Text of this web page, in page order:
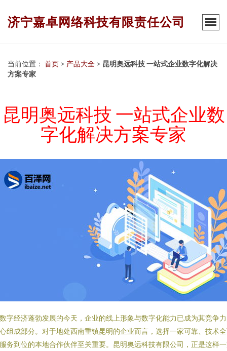
济宁嘉卓网络科技有限责任公司
当前位置： 首页 > 产品大全 > 昆明奥远科技 一站式企业数字化解决
方案专家
昆明奥远科技 一站式企业数
字化解决方案专家
字经济蓬勃发展的今天，企业的线上形象与数字化能力已成为其竞争
组成部分。对于地处西南重镇昆明的企业而言，选择一家可靠、技术
务到位的本地合作伙伴至关重要。昆明奥远科技有限公司，正是这样